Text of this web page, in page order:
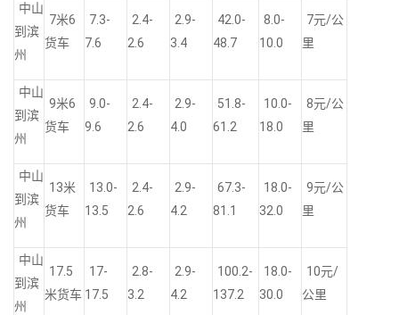
中山
到滨
州
7米6
货车
7.3-
7.6
2.4-
2.6
2.9-
3.4
42.0-
48.7
8.0-
10.0
7元/公
里
中山
到滨
州
9米6
货车
9.0-
9.6
2.4-
2.6
2.9-
4.0
51.8-
61.2
10.0-
18.0
8元/公
里
中山
到滨
州
13米
货车
13.0-
13.5
2.4-
2.6
2.9-
4.2
67.3-
81.1
18.0-
32.0
9元/公
里
中山
到滨
州
17.5
米货车
17-
17.5
2.8-
3.2
2.9-
4.2
100.2-
137.2
18.0-
30.0
10元/
公里